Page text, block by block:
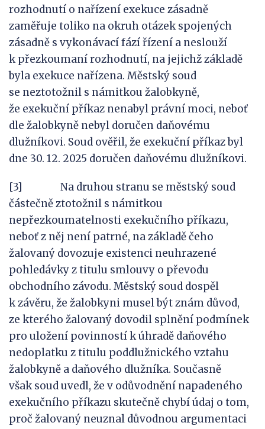
rozhodnutí o nařízení exekuce zásadně
zaměřuje toliko na okruh otázek spojených
zásadně s vykonávací fází řízení a neslouží
k přezkoumaní rozhodnutí, na jejichž základě
byla exekuce nařízena. Městský soud
se neztotožnil s námitkou žalobkyně,
že exekuční příkaz nenabyl právní moci, neboť
dle žalobkyně nebyl doručen daňovému
dlužníkovi. Soud ověřil, že exekuční příkaz byl
dne 30. 12. 2025 doručen daňovému dlužníkovi.
[3] Na druhou stranu se městský soud
částečně ztotožnil s námitkou
nepřezkoumatelnosti exekučního příkazu,
neboť z něj není patrné, na základě čeho
žalovaný dovozuje existenci neuhrazené
pohledávky z titulu smlouvy o převodu
obchodního závodu. Městský soud dospěl
k závěru, že žalobkyni musel být znám důvod,
ze kterého žalovaný dovodil splnění podmínek
pro uložení povinností k úhradě daňového
nedoplatku z titulu poddlužnického vztahu
žalobkyně a daňového dlužníka. Současně
však soud uvedl, že v odůvodnění napadeného
exekučního příkazu skutečně chybí údaj o tom,
proč žalovaný neuznal důvodnou argumentaci